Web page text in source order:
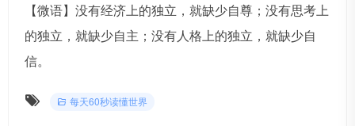
【微语】没有经济上的独立，就缺少自尊；没有思考上
的独立，就缺少自主；没有人格上的独立，就缺少自
信。
每天60秒读懂世界